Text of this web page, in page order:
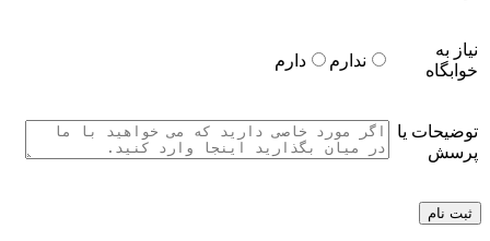
نیاز به
خوابگاه
ندارم دارم
توضیحات یا
پرسش